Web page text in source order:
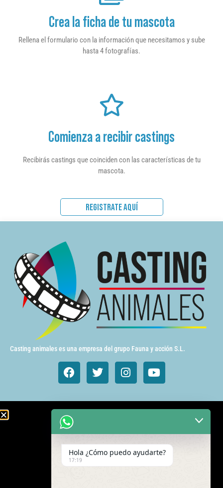
Crea la ficha de tu mascota
Rellena el formulario con la información que necesitamos y sube
hasta 4 fotografías.
Comienza a recibir castings
Recibirás castings que coinciden con las características de tu
mascota.
REGISTRATE AQUÍ
Casting animales es una empresa del grupo Fauna y acción S.L.
Animales de cine y TV
Gatos
Mamímeros Exóticos
Hola ¿Cómo puedo ayudarte?
17:19